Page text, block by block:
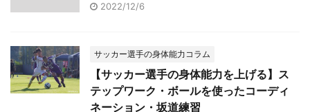
2022/12/6
サッカー選手の身体能力コラム
【サッカー選手の身体能力を上げる】ス
テップワーク・ボールを使ったコーディ
ネーション・坂道練習